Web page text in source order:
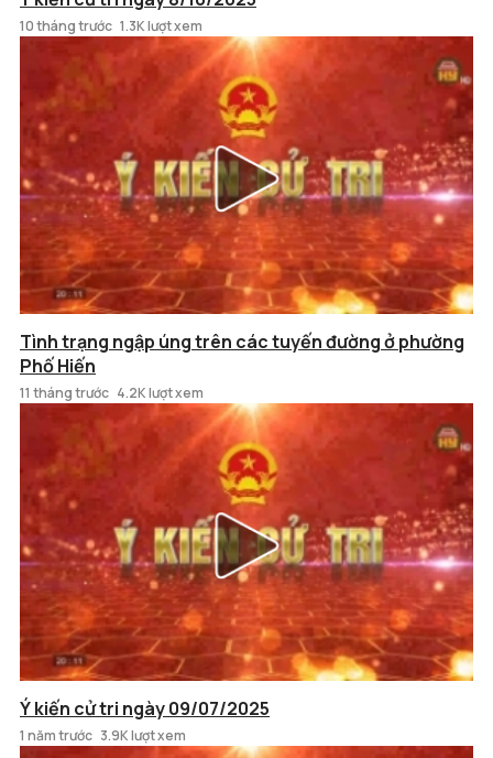
10 tháng trước 1.3K lượt xem
Tình trạng ngập úng trên các tuyến đường ở phường
Phố Hiến
11 tháng trước 4.2K lượt xem
Ý kiến cử tri ngày 09/07/2025
1 năm trước 3.9K lượt xem